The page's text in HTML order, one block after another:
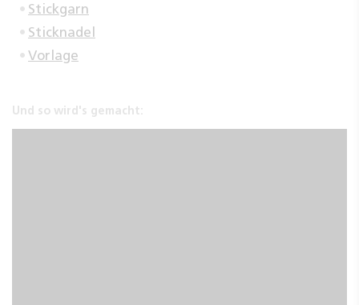
Stickgarn
Sticknadel
Vorlage
Und so wird's gemacht: